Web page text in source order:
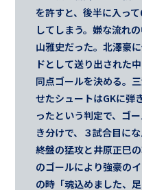
を許すと、後半に入っ
してしまう。嫌な流れ
山雅史だった。北澤豪
ドとして送り出された
同点ゴールを決める。
せたシュートはGKに弾
ったという判定で、ゴ
き分けで、３試合目に
終盤の猛攻と井原正巳
のゴールにより強豪の
の時「魂込めました、